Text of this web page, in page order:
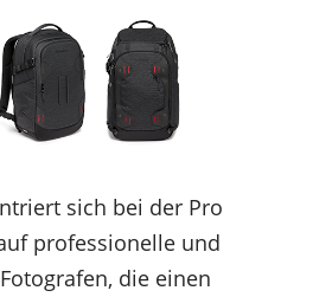
sich bei der Pro
professionelle und
die einen